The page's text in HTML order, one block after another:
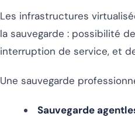
Les infrastructures
la sauvegarde : possibilité
interruption de service, et
Une sauvegarde
Sauvegarde